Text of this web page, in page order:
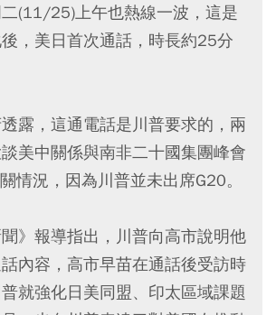
(11/25)上午也熱線一波，這是
，美日首次通話，時長約25分
露，這通電話是川普要求的，兩
美中關係與南非二十國集團峰會
情況，因為川普並未出席G20。
聞》報導指出，川普向高市說明他
內容，高市早苗在通話後受訪時
就強化日美同盟、印太區域課題